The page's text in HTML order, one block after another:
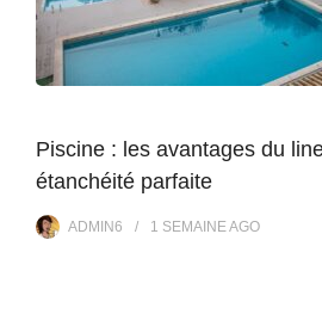
Piscine : les avantages du
étanchéité parfaite
ADMIN6 1 SEMAINE AGO